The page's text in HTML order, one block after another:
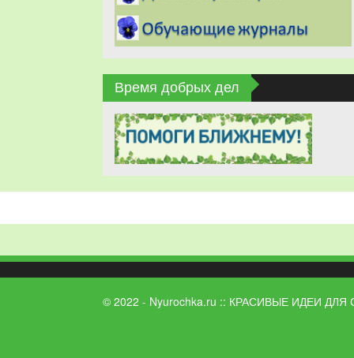
Время добрых дел
© 2022 - Nyurochka.ru :: КРАСИВЫЕ ИДЕИ ДЛЯ